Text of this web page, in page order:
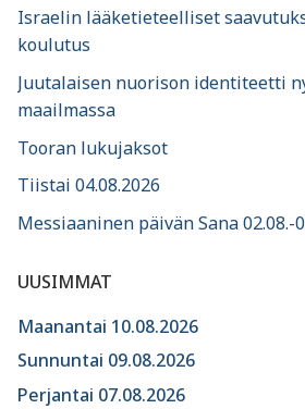
Israelin lääketieteelliset
koulutus
Juutalaisen nuorison identiteetti
maailmassa
Tooran lukujaksot
Tiistai 04.08.2026
Messiaaninen päivän Sana 02.08.-
UUSIMMAT
Maanantai 10.08.2026
Sunnuntai 09.08.2026
Perjantai 07.08.2026